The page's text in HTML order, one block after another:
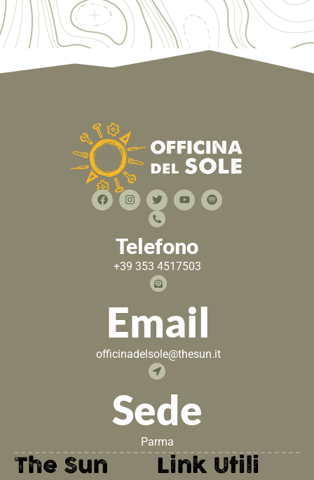
Telefono
+39 353 4517503
Email
officinadelsole@thesun.it
Sede
Parma
The Sun Link Utili